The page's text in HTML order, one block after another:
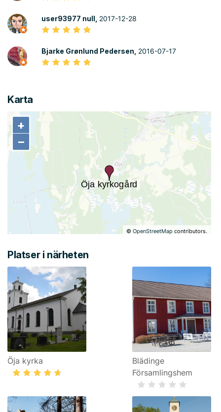
user93977 null, 2017-12-28
Bjarke Grønlund Pedersen, 2016-07-17
Karta
+
−
©OpenStreetMap contributors.
+
−
Platser i närheten
Öja kyrka
Blädinge
Församlingshem